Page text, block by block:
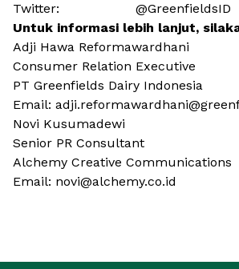
Twitter: @GreenfieldsID
Untuk informasi lebih lanjut,
Adji Hawa Reformawardhani
Consumer Relation Executive
PT Greenfields Dairy Indonesia
Email:
Novi Kusumadewi
Senior PR Consultant
Alchemy Creative Communications
Email: novi@alchemy.co.id